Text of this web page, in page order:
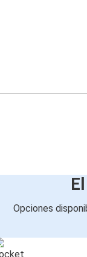
Opciones